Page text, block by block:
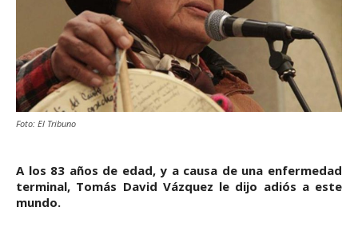
Foto: El Tribuno
A los 83 años de edad, y a causa de una enfermedad
terminal, Tomás David Vázquez le dijo adiós a este
mundo.